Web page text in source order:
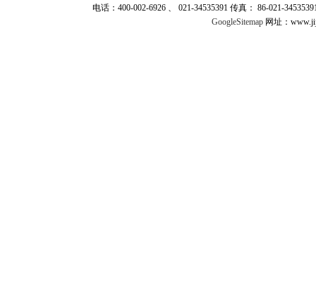
电话：400-002-6926 、 021-34535391 传真： 86-021-
GoogleSitemap 网址：